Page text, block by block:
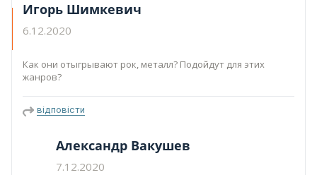
Игорь Шимкевич
6.12.2020
Как они отыгрывают рок, металл? Подойдут для этих
жанров?
відповісти
Александр Вакушев
7.12.2020